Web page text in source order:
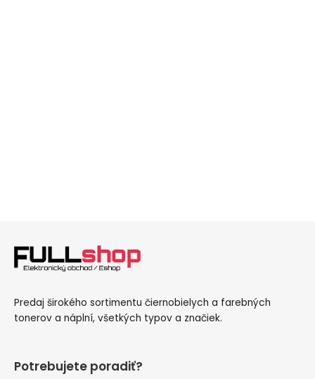
Predaj širokého sortimentu čiernobielych a farebných
tonerov a náplní, všetkých typov a značiek.
Potrebujete poradiť?